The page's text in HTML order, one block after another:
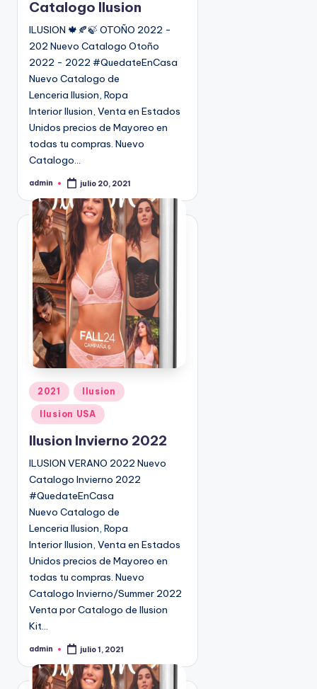
d
o
e
n
Catalogo Ilusion
ILUSION 🍁🍂🍃 OTOÑO 2022 -
202 Nuevo Catalogo Otoño
2022 - 2022 #QuedateEnCasa
Nuevo Catalogo de
Lenceria Ilusion, Ropa
Interior Ilusion, Venta en Estados
Unidos precios de Mayoreo en
todas tu compras. Nuevo
Catalogo…
P
b
c
a
d
p
o
admin julio 20, 2021
P
b
l
c
a
d
o
e
n
2021 Ilusion
Ilusion USA
Ilusion Invierno 2022
ILUSION VERANO 2022 Nuevo
Catalogo Invierno 2022
#QuedateEnCasa
Nuevo Catalogo de
Lenceria Ilusion, Ropa
Interior Ilusion, Venta en Estados
Unidos precios de Mayoreo en
todas tu compras. Nuevo
Catalogo Invierno/Summer 2022
Venta por Catalogo de Ilusion
Kit…
P
b
admin julio 1, 2021